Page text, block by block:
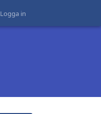
Logga in